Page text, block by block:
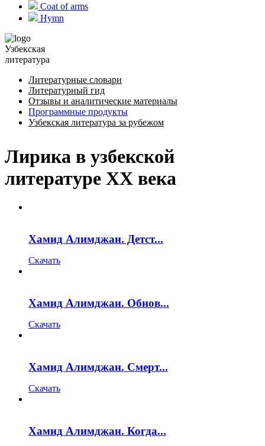
Coat of arms
Hymn
Узбекская
литература
Литературные словари
Литературный гид
Отзывы и аналитические материалы
Программные продукты
Узбекская литература за рубежом
Лирика в узбекской
литературе ХХ века
Хамид Алимджан. Детст...
Скачать
Хамид Алимджан. Обнов...
Скачать
Хамид Алимджан. Смерт...
Скачать
Хамид Алимджан. Когда...